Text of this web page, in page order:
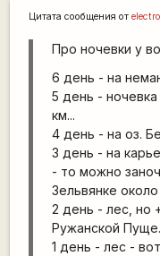
Цитата сообщения от
Про ночевки у
6 день - на
5 день -
км...
4 день - на оз.
3 день - на
- то можно
Зельвянке
2 день - лес, но
Ружанской
1 день - лес -